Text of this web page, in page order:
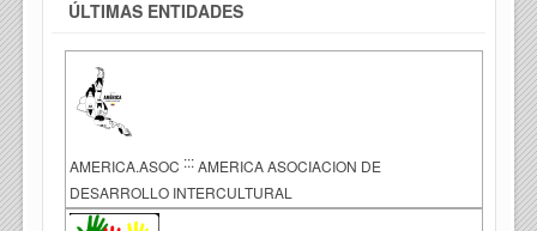
ÚLTIMAS ENTIDADES
AMERICA.ASOC ::: AMERICA ASOCIACION DE
DESARROLLO INTERCULTURAL